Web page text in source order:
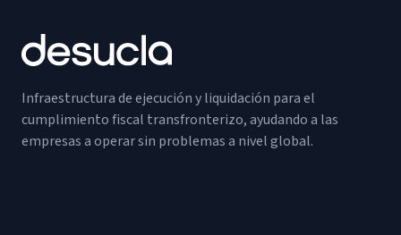
Infraestructura de ejecución y liquidación para el
cumplimiento fiscal transfronterizo, ayudando a las
empresas a operar sin problemas a nivel global.